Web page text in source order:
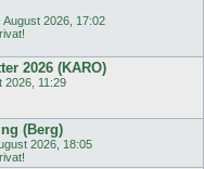
August 2026, 17:02
2026 (KARO)
2026, 11:29
(Berg)
2026, 18:05